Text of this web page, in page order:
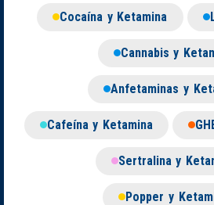
Cocaína y Ketamina
Cannabis y
Anfetaminas y
Cafeína y Ketamina
Sertralina y
Popper y